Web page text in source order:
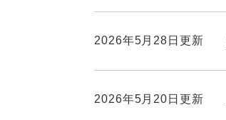
2026年5月28日更新
2026年5月20日更新